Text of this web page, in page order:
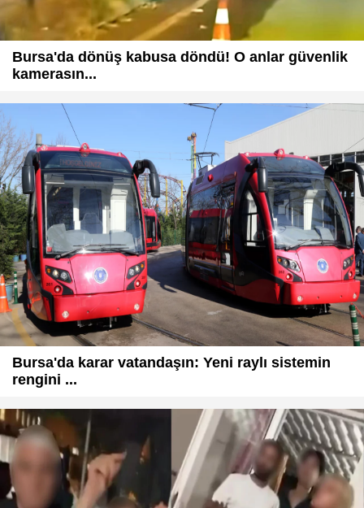
Bursa'da dönüş kabusa döndü! O anlar güvenlik
kamerasın...
Bursa'da karar vatandaşın: Yeni raylı sistemin
rengini ...